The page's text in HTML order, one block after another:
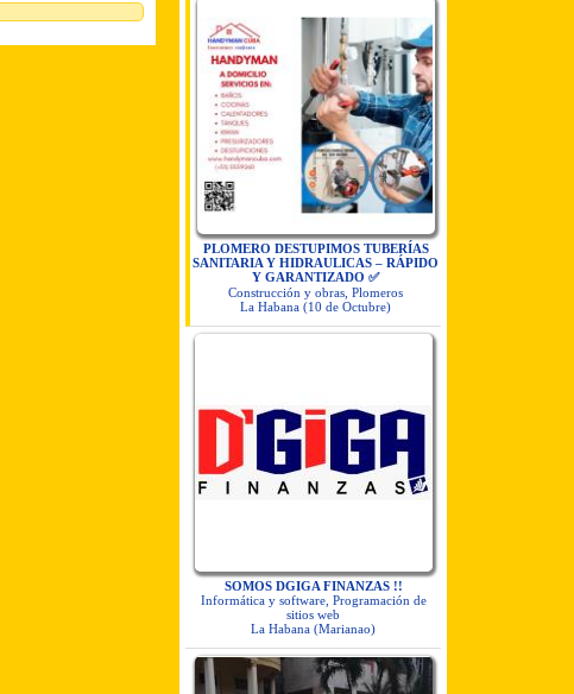
PLOMERO DESTUPIMOS TUBERÍAS
SANITARIA Y HIDRAULICAS – RÁPIDO
Y GARANTIZADO ✅
Construcción y obras, Plomeros
La Habana (10 de Octubre)
SOMOS DGIGA FINANZAS !!
Informática y software, Programación de
sitios web
La Habana (Marianao)